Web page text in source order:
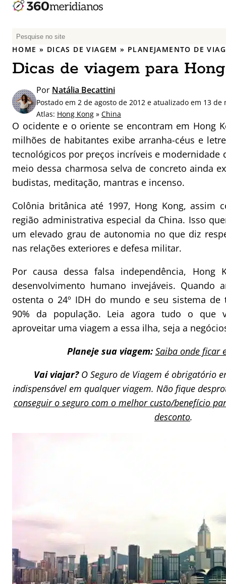
P
e
q
i
s
r
p
o
r
:
HOME » DICAS DE VIAGEM » PLANEJAMENTO DE
Dicas de viagem para
Por Natália Becattini
Postado em 2 de agosto de 2012 e atualizado em 13 de
Atlas: Hong Kong » China
O ocidente e o oriente se encontram em Hong
milhões de habitantes exibe arranha-céus e
tecnológicos por preços incríveis e modernidade
meio dessa charmosa selva de concreto ainda
budistas, meditação, mantras e incenso.
Colônia britânica até 1997, Hong Kong, assim
região administrativa especial da China. Isso
um elevado grau de autonomia no que diz
nas relações exteriores e defesa militar.
Por causa dessa falsa independência, Hong
desenvolvimento humano invejáveis. Quando
ostenta o 24º IDH do mundo e seu sistema
90% da população. Leia agora tudo o que
aproveitar uma viagem a essa ilha, seja a
Planeje sua viagem: Saiba onde ficar
Vai viajar?O Seguro de Viagem é obrigatório
indispensável em qualquer viagem. Não fique
conseguir o seguro com o melhor custo/benefício
desconto.